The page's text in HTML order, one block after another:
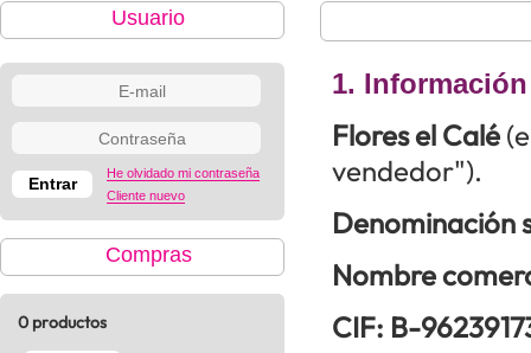
Usuario
He olvidado mi contraseña
Cliente nuevo
Compras
0 productos
1.
Flores el Calé
vendedor").
Denominación
Nombre
CIF: B-